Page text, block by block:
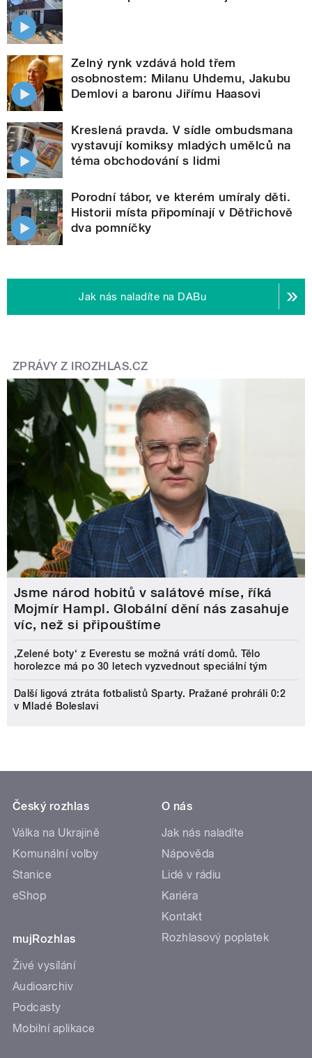
Zelný rynk vzdává hold třem
osobnostem: Milanu Uhdemu, Jakubu
Demlovi a baronu Jiřímu Haasovi
Kreslená pravda. V sídle ombudsmana
vystavují komiksy mladých umělců na
téma obchodování s lidmi
Porodní tábor, ve kterém umíraly děti.
Historii místa připomínají v Dětřichově
dva pomníčky
Jak nás naladíte na DABu
ZPRÁVY Z IROZHLAS.CZ
Jsme národ hobitů v salátové míse, říká
Mojmír Hampl. Globální dění nás zasahuje
víc, než si připouštíme
‚Zelené boty‘ z Everestu se možná vrátí domů. Tělo
horolezce má po 30 letech vyzvednout speciální tým
Další ligová ztráta fotbalistů Sparty. Pražané prohráli 0:2
v Mladé Boleslavi
Český rozhlas
Válka na Ukrajině
Komunální volby
Stanice
eShop
mujRozhlas
Živé vysílání
Audioarchiv
Podcasty
Mobilní aplikace
O nás
Jak nás naladíte
Nápověda
Lidé v rádiu
Kariéra
Kontakt
Rozhlasový poplatek